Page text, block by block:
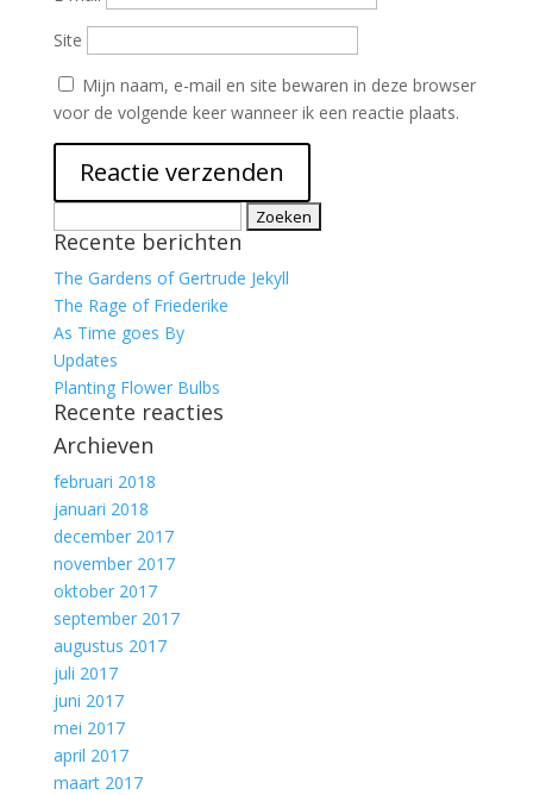
Site
Mijn naam, e-mail en site bewaren in deze browser
voor de volgende keer wanneer ik een reactie plaats.
naar:
Recente berichten
The Gardens of Gertrude Jekyll
The Rage of Friederike
As Time goes By
Updates
Planting Flower Bulbs
Recente reacties
Archieven
februari 2018
januari 2018
december 2017
november 2017
oktober 2017
september 2017
augustus 2017
juli 2017
juni 2017
mei 2017
april 2017
maart 2017